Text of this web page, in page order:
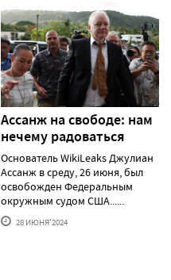
Ассанж на свободе: нам
нечему радоваться
Основатель WikiLeaks Джулиан
Ассанж в среду, 26 июня, был
освобожден Федеральным
окружным судом США......
28 ИЮНЯ'2024